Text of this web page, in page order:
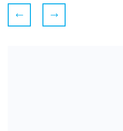
Новости
СледующийПредыдущий